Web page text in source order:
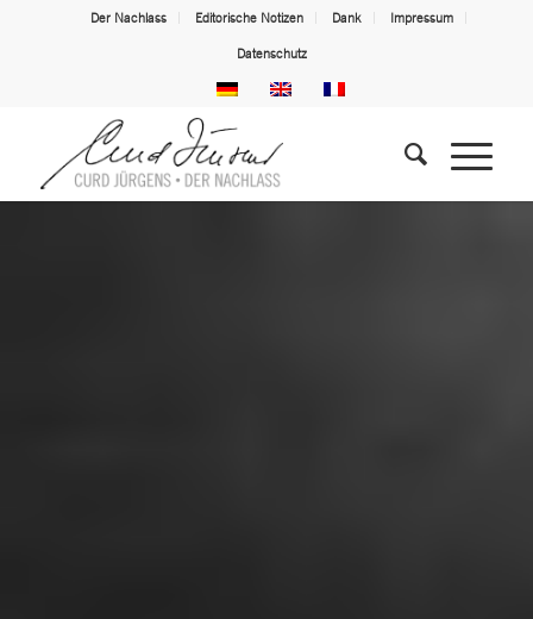
Der Nachlass Editorische Notizen Dank Impressum
Datenschutz